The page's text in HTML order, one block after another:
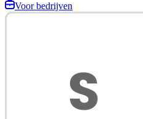
Voor bedrijven